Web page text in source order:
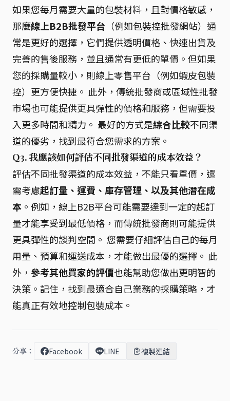
如果您每月需要大量的包裝材料，且對價格敏感，
那麼線上B2B批發平台 （例如包裝控批發網站）通
常是更好的選擇，它們提供透明價格、快速出貨及
完善的售後服務，並且通常有更低的單價。但如果
您的採購量較小，則線上零售平台（例如蝦皮包裝
控）更方便快捷。 此外，傳統批發商或區域性批發
市場也可能提供更具彈性的價格和服務，但需要投
入更多時間和精力。 最好的方式是綜合比較不同渠
道的優劣，找到最符合您需求的方案。
Q3. 我應該如何評估不同批發渠道的成本效益？
評估不同批發渠道的成本效益，不能只看單價，還
需考慮起訂量、運費、庫存管理、以及其他潛在成
本 。例如，線上B2B平台可能需要達到一定的起訂
量才能享受到最低價格，而傳統批發商則可能提供
更具彈性的談判空間。 您需要仔細評估自己的每月
用量、預算和運送成本，才能做出最優的選擇。 此
外， 參考其他買家的評價也能幫助您做出更明智的
決策。記住，找到最適合自己業務的採購策略，才
能真正有效地控制包裝成本。
分享： Facebook LINE 複製連結